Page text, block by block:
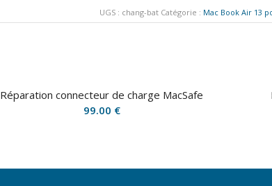
UGS : chang-bat Catégorie : Mac Book Air 13
Réparation connecteur de charge MacSafe
99.00 €